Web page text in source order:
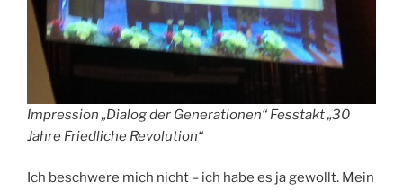
Impression „Dialog der Generationen“ Fesstakt „30
Jahre Friedliche Revolution“
Ich beschwere mich nicht – ich habe es ja gewollt. Mein